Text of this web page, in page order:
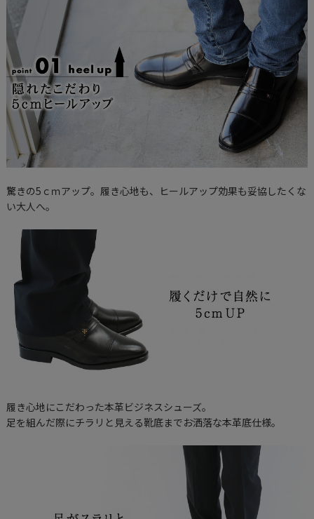
驚きの5ｃｍアップ。履き心地も、ヒールアップ効果も妥協したくな
い大人へ。
履き心地にこだわった本革ビジネスシューズ。
足を組んだ際にチラリと見える靴底までお洒落な本革底仕様。